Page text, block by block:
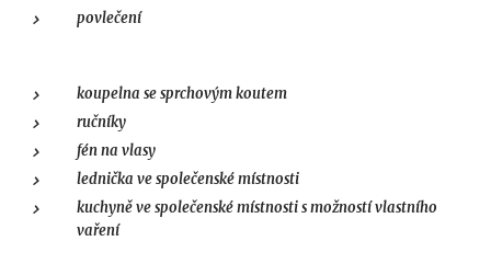
povlečení
koupelna se sprchovým koutem
ručníky
fén na vlasy
lednička ve společenské místnosti
kuchyně ve společenské místnosti s možností vlastního
vaření